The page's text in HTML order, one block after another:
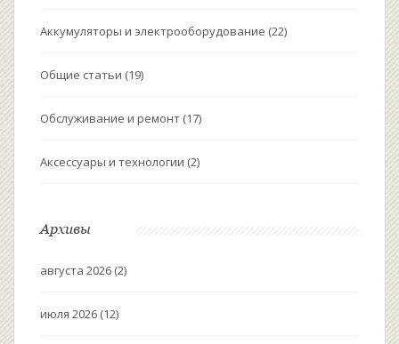
Аккумуляторы и электрооборудование (22)
Общие статьи (19)
Обслуживание и ремонт (17)
Аксессуары и технологии (2)
Архивы
августа 2026 (2)
июля 2026 (12)